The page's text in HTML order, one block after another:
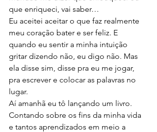
que enriqueci, vai saber…
Eu aceitei aceitar o que faz realmente
meu coração bater e ser feliz. E
quando eu sentir a minha intuição
gritar dizendo não, eu digo não. Mas
ela disse sim, disse pra eu me jogar,
pra escrever e colocar as palavras no
lugar.
Aí amanhã eu tô lançando um livro.
Contando sobre os fins da minha vida
e tantos aprendizados em meio a